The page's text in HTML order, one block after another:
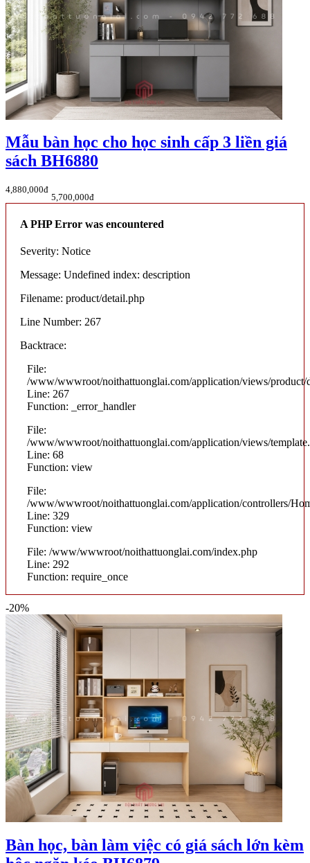
Mẫu bàn học cho học sinh cấp 3 liền giá
sách BH6880
4,880,000đ
5,700,000đ
A PHP Error was encountered
Severity: Notice
Message: Undefined index: description
Filename: product/detail.php
Line Number: 267
Backtrace:
File:
/www/wwwroot/noithattuonglai.com/application/views/product/
Line: 267
Function: _error_handler
File:
/www/wwwroot/noithattuonglai.com/application/views/
Line: 68
Function: view
File:
/www/wwwroot/noithattuonglai.com/application/controllers/
Line: 329
Function: view
File: /www/wwwroot/noithattuonglai.com/index.php
Line: 292
Function: require_once
-20%
Bàn học, bàn làm việc có giá sách lớn kèm